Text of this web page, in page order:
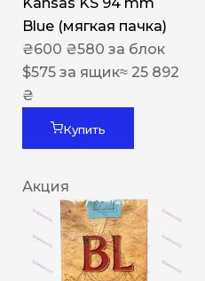
Kansas KS 94 mm
Blue (мягкая пачка)
₴600 ₴580 за блок
$575 за ящик≈ 25 892
₴
Купить
Акция